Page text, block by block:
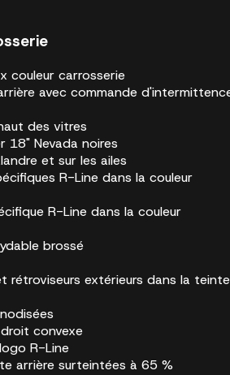
couleur carrosserie
avec commande
des vitres
18" Nevada noires
et sur les ailes
R-Line dans la couleur
R-Line dans la couleur
brossé
rétroviseurs extérieurs dans la teinte
convexe
R-Line
arrière surteintées à 65 %